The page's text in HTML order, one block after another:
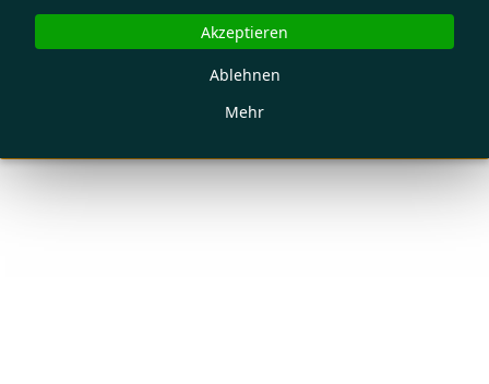
Mehr
Ablehnen
Akzeptieren